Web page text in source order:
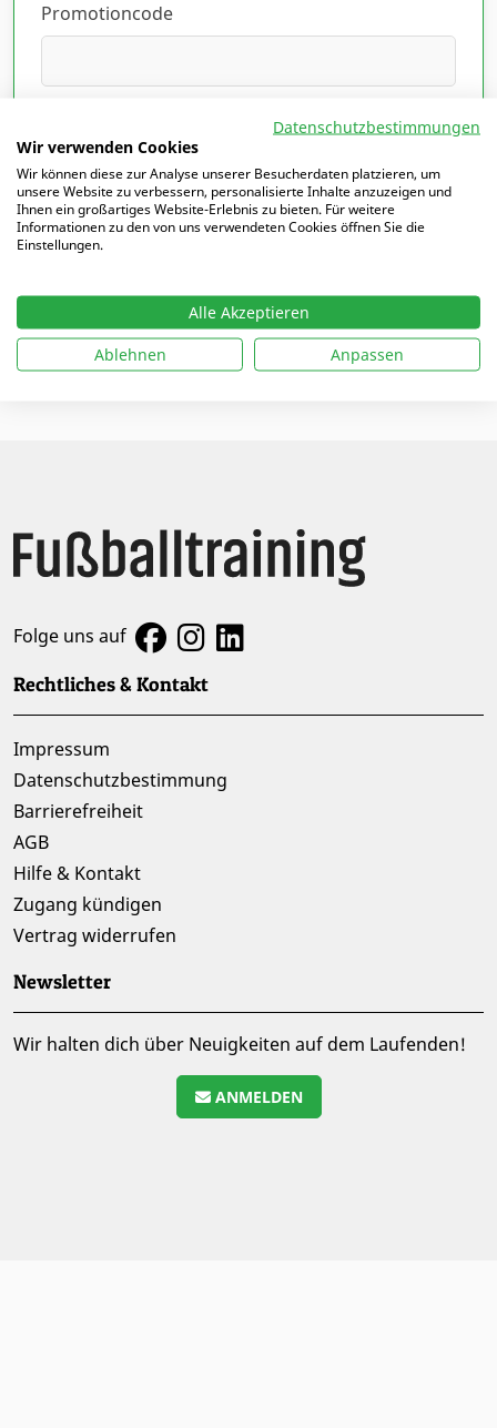
Promotioncode
Ich habe die Datenschutzerklärung gelesen
und akzeptiert.Hier lesen
markierte Felder sind Pflichtfelder
Ich möchte mich einloggen
Folge uns auf
Rechtliches & Kontakt
Impressum
Datenschutzbestimmung
Barrierefreiheit
AGB
Hilfe & Kontakt
Zugang kündigen
Vertrag widerrufen
Newsletter
Wir halten dich über Neuigkeiten auf dem Laufenden!
ANMELDEN
Datenschutzbestimmungen
Wir verwenden Cookies
Wir können diese zur Analyse unserer Besucherdaten platzieren, um
unsere Website zu verbessern, personalisierte Inhalte anzuzeigen und
Ihnen ein großartiges Website-Erlebnis zu bieten. Für weitere
Informationen zu den von uns verwendeten Cookies öffnen Sie die
Einstellungen.
Alle Akzeptieren
Ablehnen
Anpassen